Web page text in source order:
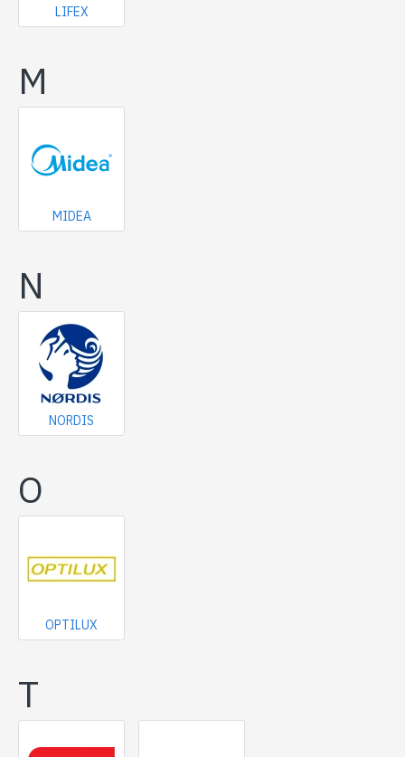
LIFEX
M
MIDEA
N
NORDIS
O
OPTILUX
T